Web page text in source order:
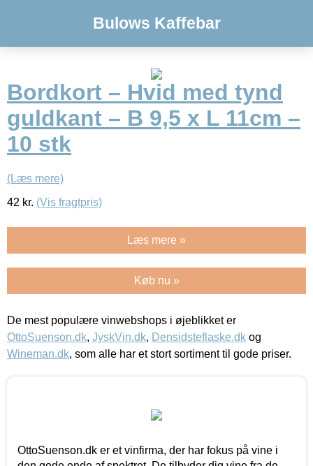
Bulows Kaffebar
Bordkort – Hvid med tynd
guldkant – B 9,5 x L 11cm –
10 stk
(Læs mere)
42 kr. (Vis fragtpris)
Læs mere »
Køb nu »
De mest populære vinwebshops i øjeblikket er
OttoSuenson.dk, JyskVin.dk, Densidsteflaske.dk og
Wineman.dk, som alle har et stort sortiment til gode priser.
OttoSuenson.dk er et vinfirma, der har fokus på vine i